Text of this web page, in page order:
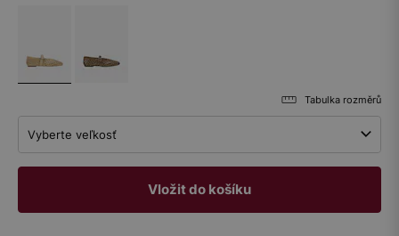
Tabulka rozměrů
Vyberte veľkosť
Vložit do košíku